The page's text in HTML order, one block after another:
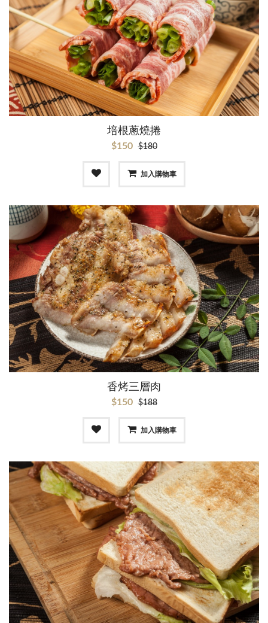
培根蔥燒捲
$150 $180
加入購物車
香烤三層肉
$150 $188
加入購物車